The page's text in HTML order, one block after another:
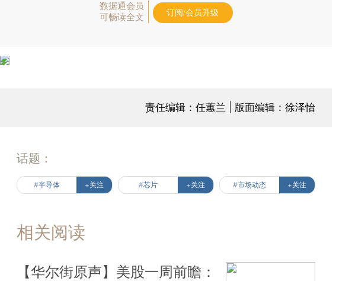
数据通会员
可畅读全文
订阅/会员升级
责任编辑：任蕙兰 | 版面编辑：徐泽怡
话题：
#半导体 +关注 #芯片 +关注 #市场动态 +关注
相关阅读
【华尔街原声】美股一周前瞻：